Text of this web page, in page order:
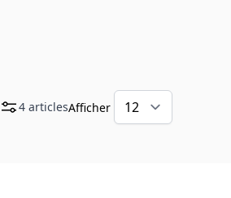
4 articlesAfficher